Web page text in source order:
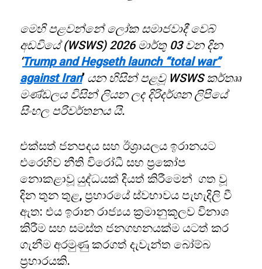
මෙහි පළවන්නේ ලෝක සමාජවාදී වෙබ්
අඩවියේ (WSWS) 2026 මාර්තු 03 වන දින
‘Trump and Hegseth launch “total war”
against Iran’යන හිසින් පළවූ WSWS කර්තෲ
මණ්ඩලය විසින් ලියන ලද දිරිදර්ශන ලිපියේ
සිංහල පරිවර්තනය යි.
එක්සත් ජනපදය සහ ඊශ්‍රායලය ඉරානයට
එරෙහිව නීති විරෝධී සහ ප්‍රකෝප
නොකළාවූ යුද්ධයක් දියත් කිරීමෙන් ගත වූ
දින තුන තුළ, ප්‍රහාරයේ ස්වභාවය පැහැදිලි වී
ඇත: එය ඉරාන රාජ්‍යය ක්‍රමානුකූලව විනාශ
කිරීම සහ සමස්ත ජනගහනයක්ම යටත් කර
ගැනීම අරමුණු කරගත් දැවැන්ත බෝම්බ
ප්‍රහාරයකි.